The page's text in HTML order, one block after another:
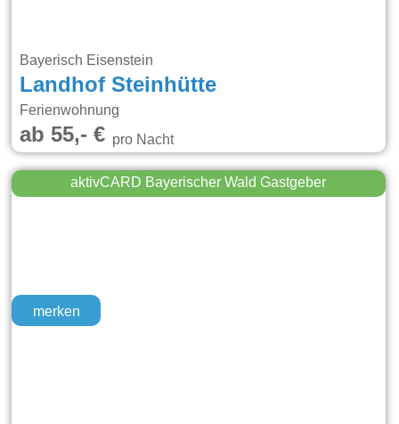
Bayerisch Eisenstein
Landhof Steinhütte
Ferienwohnung
ab 55,- €pro Nacht
merken
aktivCARD Bayerischer Wald Gastgeber